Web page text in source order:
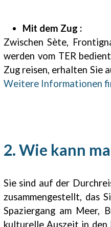
Mit dem Zug :
Zwischen Sète,
werden vom TER
Zug reisen, erhalten Sie
Weitere Informationen
2. Wie kann
Sie sind auf der
zusammengestellt, das
Spaziergang am Meer,
kulturelle Auszeit in den